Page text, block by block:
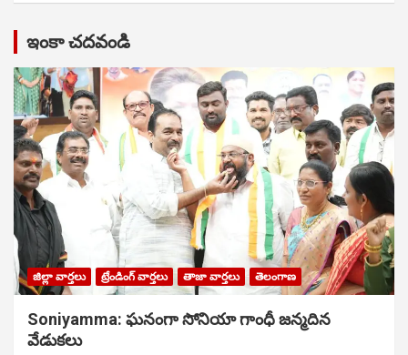
ఇంకా చదవండి
జిల్లా వార్తలు ట్రేండింగ్ వార్తలు తాజా వార్తలు తెలంగాణ
Soniyamma: ఘ‌నంగా సోనియా గాంధీ జ‌న్మ‌దిన
వేడుక‌లు